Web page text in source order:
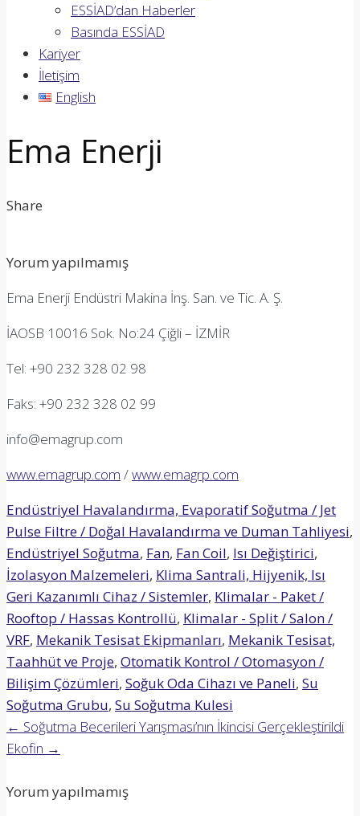
ESSİAD’dan Haberler
Basında ESSİAD
Kariyer
İletişim
English
Ema Enerji
Share
Yorum yapılmamış
Ema Enerji Endüstri Makina İnş. San. ve Tic. A. Ş.
İAOSB 10016 Sok. No:24 Çiğli – İZMİR
Tel: +90 232 328 02 98
Faks: +90 232 328 02 99
info@emagrup.com
www.emagrup.com /www.emagrp.com
Endüstriyel Havalandırma, Evaporatif Soğutma / Jet
Pulse Filtre / Doğal Havalandırma ve Duman Tahliyesi,
Endüstriyel Soğutma, Fan, Fan Coil, Isı Değiştirici,
İzolasyon Malzemeleri, Klima Santrali, Hijyenik, Isı
Geri Kazanımlı Cihaz / Sistemler, Klimalar - Paket /
Rooftop / Hassas Kontrollü, Klimalar - Split / Salon /
VRF, Mekanik Tesisat Ekipmanları, Mekanik Tesisat,
Taahhüt ve Proje, Otomatik Kontrol / Otomasyon /
Bilişim Çözümleri, Soğuk Oda Cihazı ve Paneli, Su
Soğutma Grubu, Su Soğutma Kulesi
Post
navigation
← Soğutma Becerileri Yarışması’nın İkincisi Gerçekleştirildi
Ekofin →
Yorum yapılmamış